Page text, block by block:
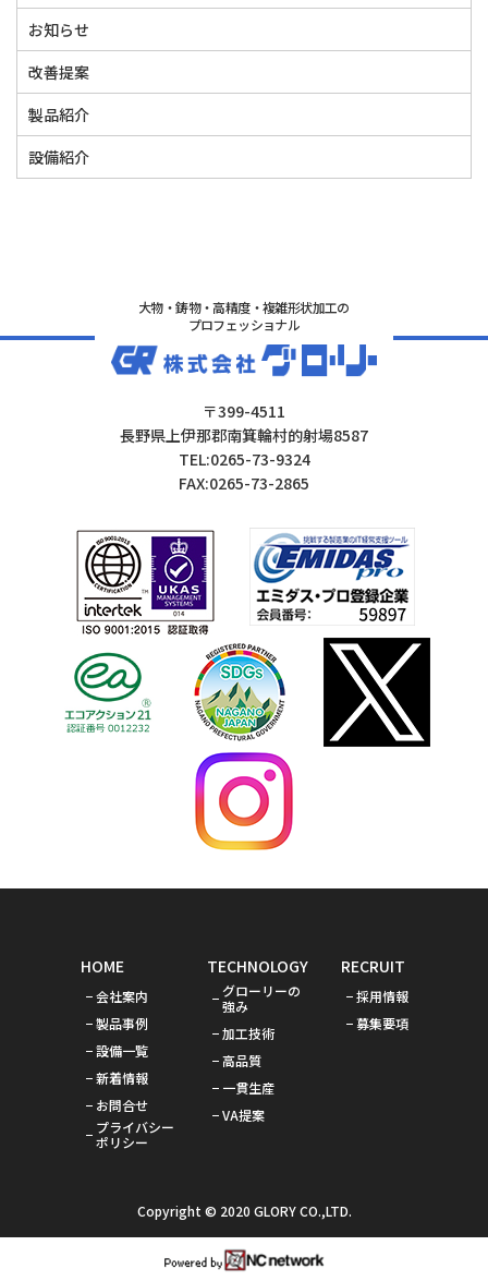
お知らせ
改善提案
製品紹介
設備紹介
大物・鋳物・高精度・複雑形状加工の
プロフェッショナル
〒399-4511
長野県上伊那郡南箕輪村的射場8587
TEL:0265-73-9324
FAX:0265-73-2865
HOME
会社案内
製品事例
設備一覧
新着情報
お問合せ
プライバシー
ポリシー
TECHNOLOGY
グローリーの
強み
加工技術
高品質
一貫生産
VA提案
RECRUIT
採用情報
募集要項
Copyright © 2020 GLORY CO.,LTD.